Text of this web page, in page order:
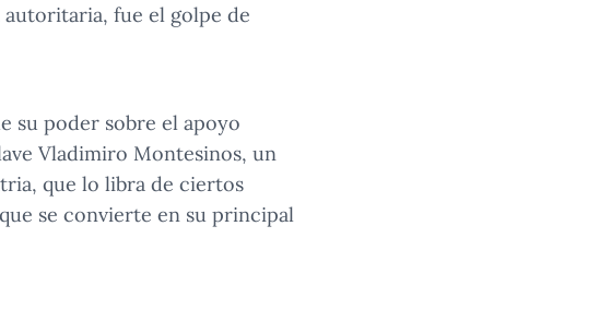
fue el golpe de
su poder sobre el apoyo
Vladimiro Montesinos, un
que lo libra de ciertos
se convierte en su principal